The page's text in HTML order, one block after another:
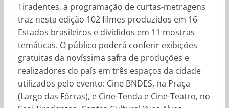
Tiradentes, a programação de curtas-metragens
traz nesta edição 102 filmes produzidos em 16
Estados brasileiros e divididos em 11 mostras
temáticas. O público poderá conferir exibições
gratuitas da novíssima safra de produções e
realizadores do país em três espaços da cidade
utilizados pelo evento: Cine BNDES, na Praça
(Largo das Fôrras), e Cine-Tenda e Cine-Teatro, no